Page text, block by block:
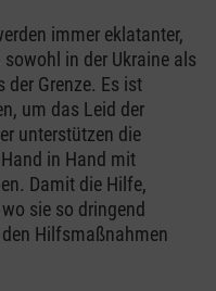
immer eklatanter,
in der Ukraine als
der Grenze. Es ist
um das Leid der
unterstützen die
in Hand mit
Damit die Hilfe,
sie so dringend
Hilfsmaßnahmen